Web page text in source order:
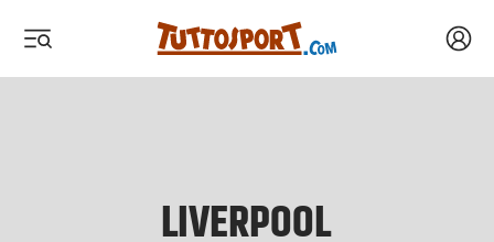
LIVERPOOL